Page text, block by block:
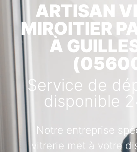
ARTISAN
MIROITIER
À
Service de
disponible
Notre entreprise
vitrerie met à votre